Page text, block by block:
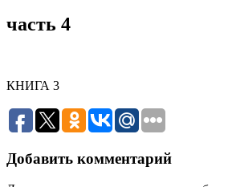
часть 4
КНИГА 3
Добавить комментарий